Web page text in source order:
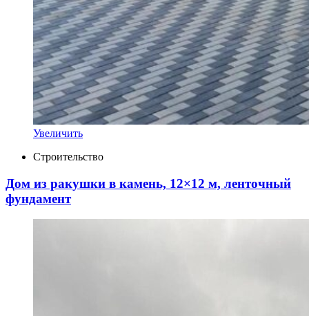
Увеличить
Строительство
Дом из ракушки в камень, 12×12 м, ленточный
фундамент